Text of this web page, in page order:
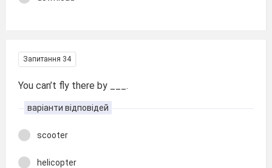
Запитання 34
You can’t fly there by ___.
варіанти відповідей
scooter
helicopter